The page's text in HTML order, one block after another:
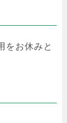
をお休みと